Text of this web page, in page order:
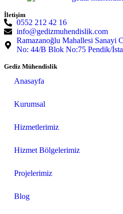
İletişim
0552 212 42 16
info@gedizmuhendislik.com
Ramazanoğlu Mahallesi Sanayi
No: 44/B Blok No:75 Pendik/
Gediz Mühendislik
Anasayfa
Kurumsal
Hizmetlerimiz
Hizmet Bölgelerimiz
Projelerimiz
Blog